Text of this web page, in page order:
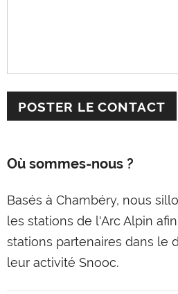
Où sommes-nous ?
Basés à Chambéry, nous
les stations de l'Arc Alpin
stations partenaires dans le
leur activité Snooc.